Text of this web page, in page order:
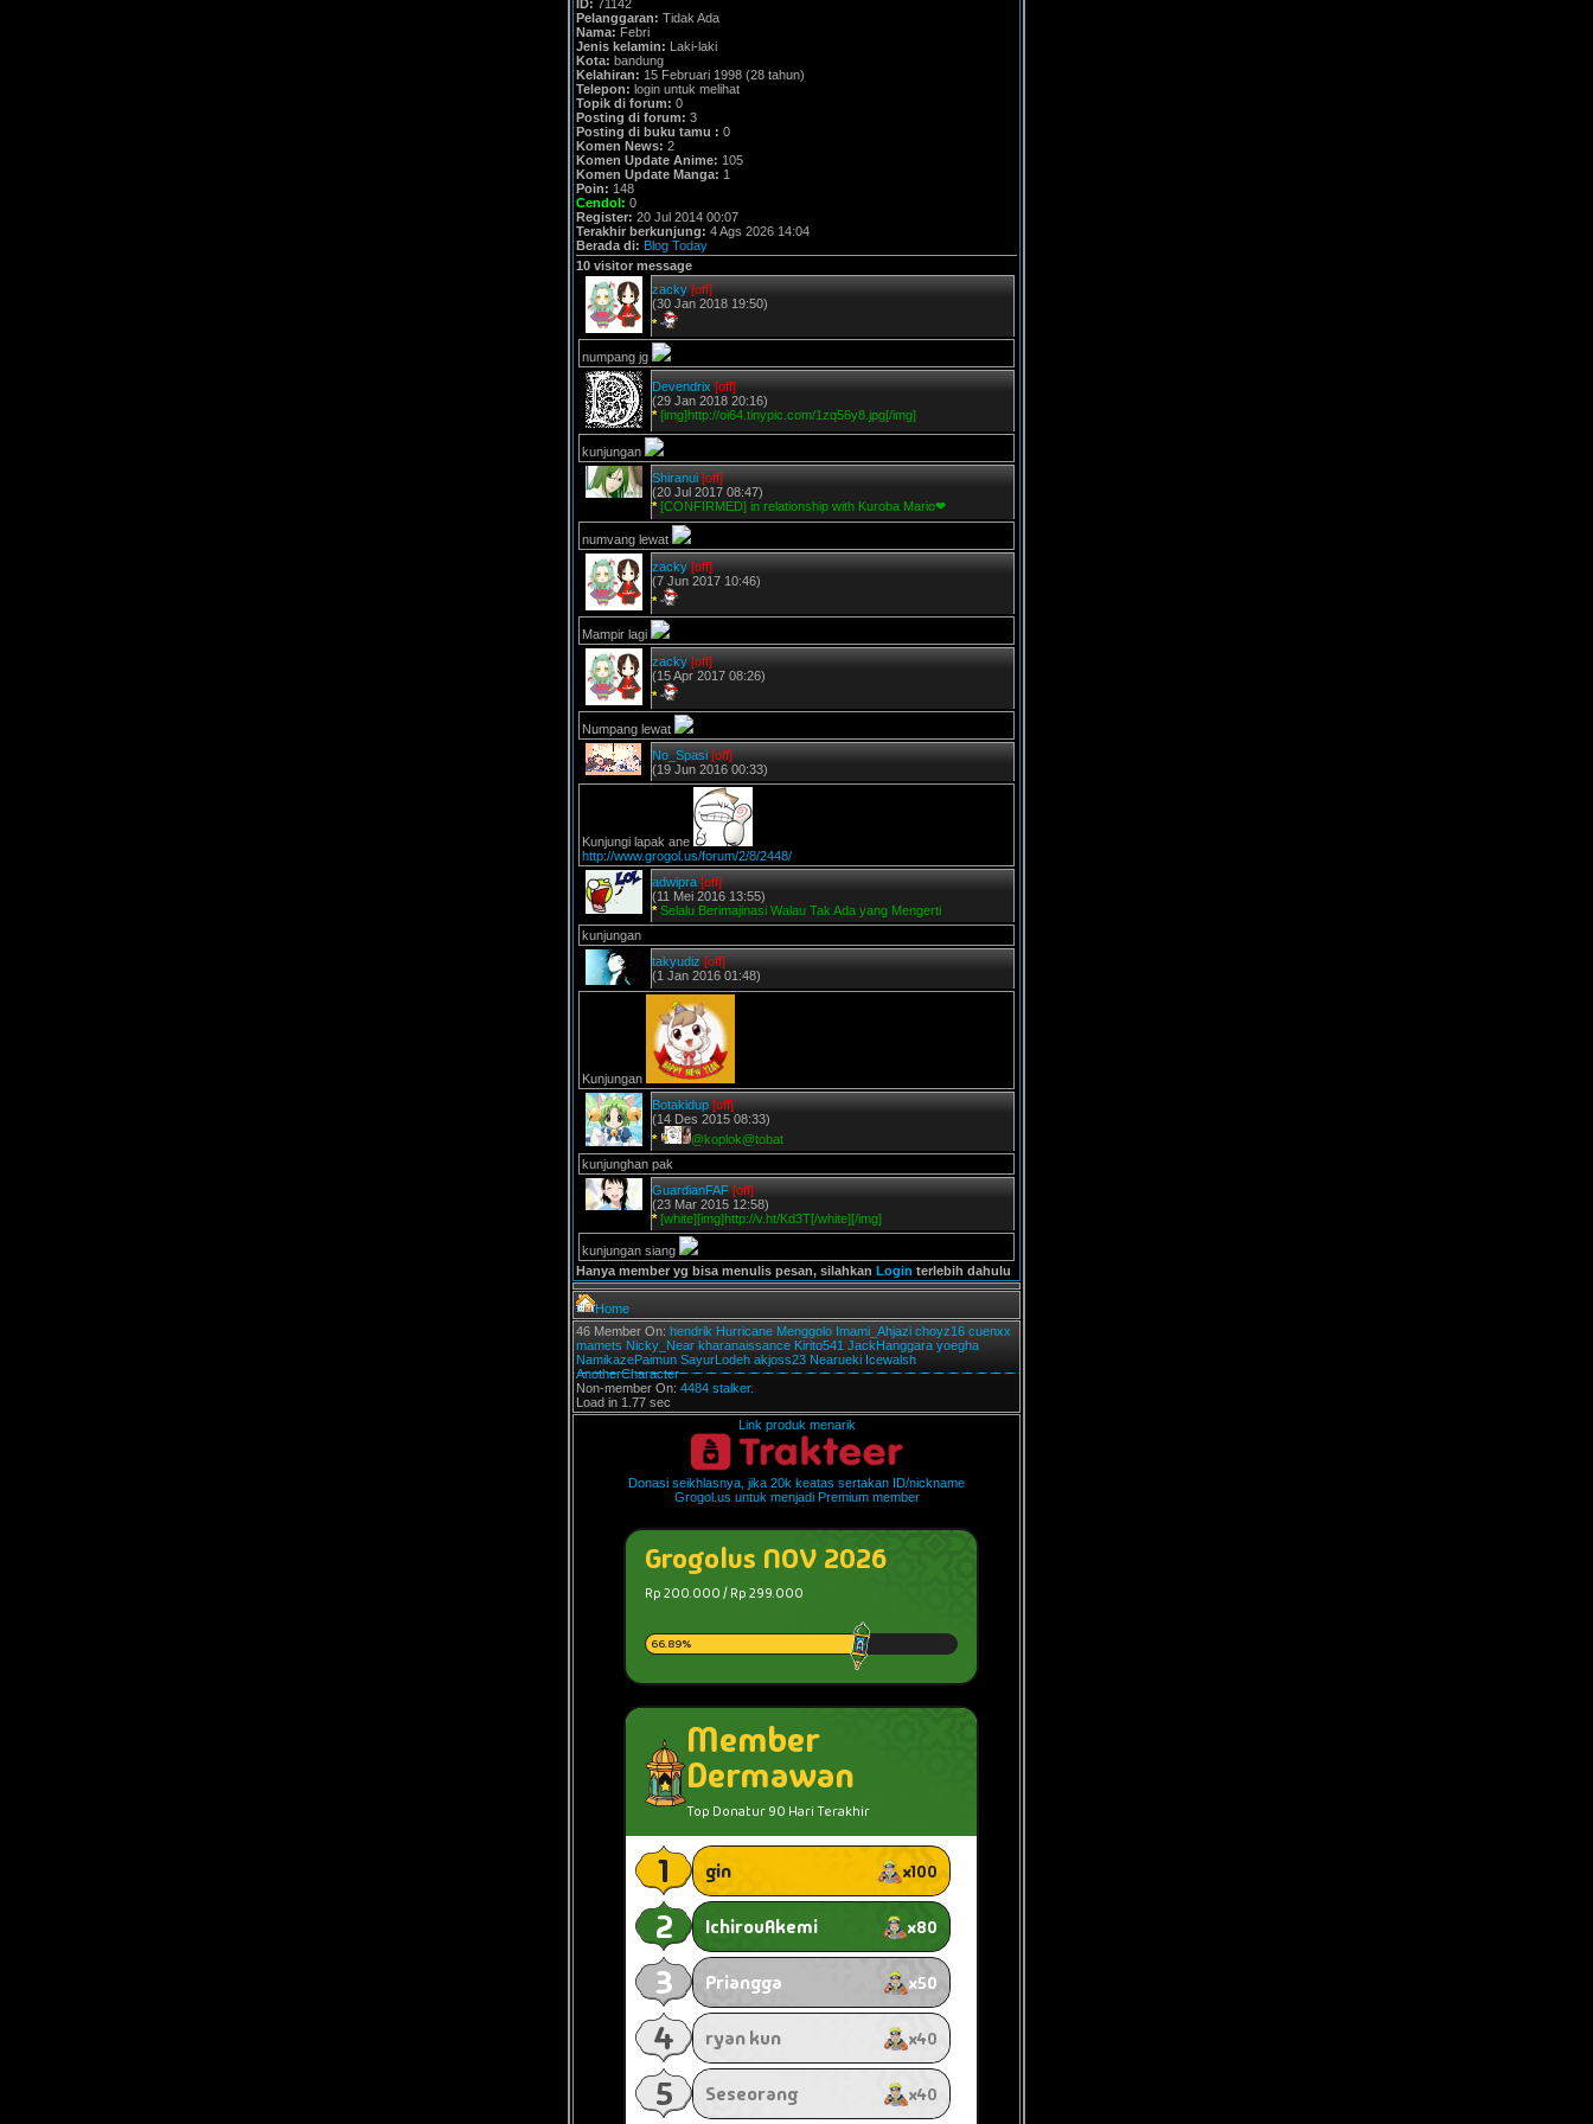
ID: 71142
Pelanggaran: Tidak Ada
Nama: Febri
Jenis kelamin: Laki-laki
Kota: bandung
Kelahiran: 15 Februari 1998 (28 tahun)
Telepon: login untuk melihat
Topik di forum: 0
Posting di forum: 3
Posting di buku tamu : 0
Komen News: 2
Komen Update Anime: 105
Komen Update Manga: 1
Poin: 148
Cendol: 0
Register: 20 Jul 2014 00:07
Terakhir berkunjung: 4 Ags 2026 14:04
Berada di: Blog Today
10 visitor message
zacky [off]
(30 Jan 2018 19:50)
*
numpang jg
Devendrix [off]
(29 Jan 2018 20:16)
* [img]http://oi64.tinypic.com/1zq56y8.jpg[/img]
kunjungan
Shiranui [off]
(20 Jul 2017 08:47)
* [CONFIRMED] in relationship with Kuroba Mario❤
numvang lewat
zacky [off]
(7 Jun 2017 10:46)
*
Mampir lagi
zacky [off]
(15 Apr 2017 08:26)
*
Numpang lewat
No_Spasi [off]
(19 Jun 2016 00:33)
Kunjungi lapak ane
http://www.grogol.us/forum/2/8/2448/
adwipra [off]
(11 Mei 2016 13:55)
* Selalu Berimajinasi Walau Tak Ada yang Mengerti
kunjungan
takyudiz [off]
(1 Jan 2016 01:48)
Kunjungan
Botakidup [off]
(14 Des 2015 08:33)
*
@koplok@tobat
kunjunghan pak
GuardianFAF [off]
(23 Mar 2015 12:58)
* [white][img]http://v.ht/Kd3T[/white][/img]
kunjungan siang
Hanya member yg bisa menulis pesan, silahkan Login terlebih dahulu
Home
46 Member On: hendrik Hurricane Menggolo Imami_Ahjazi choyz16 cuenxx
mamets Nicky_Near kharanaissance Kirito541 JackHanggara yoegha
NamikazePaimun SayurLodeh akjoss23 Nearueki Icewalsh
AnotherCharacter
Non-member On: 4484 stalker.
Load in 1.77 sec
Link produk menarik
Donasi seikhlasnya, jika 20k keatas sertakan ID/nickname
Grogol.us untuk menjadi Premium member